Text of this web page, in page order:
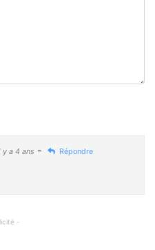
y a 4 ans - Répondre
-